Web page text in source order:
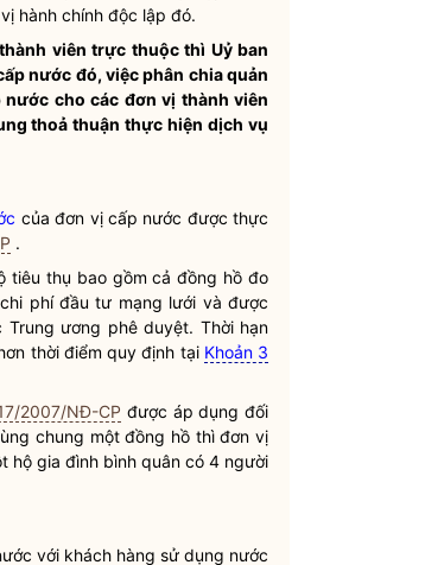
hành chính độc lập đó.
viên trực thuộc thì Uỷ ban
nước đó, việc phân chia quản
nước cho các đơn vị thành viên
thoả thuận thực hiệndịch vụ
củađơn vị cấp nước được thực
.
tiêu thụ bao gồm cả đồng hồ đo
chi phíđầu tư mạng lưới và được
ương phê duyệt. Thời hạn
thời điểm quy định tại Khoản 3
2007/NĐ-CP được áp dụng đối
chung một đồng hồ thìđơn vị
hộ gia đình bình quân có 4 người
với khách hàng sử dụng nước